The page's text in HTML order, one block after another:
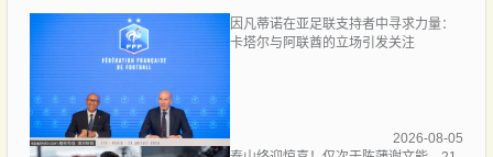
因凡蒂诺在亚足联支持者中寻求力量：
卡塔尔与阿联酋的立场引发关注
2026-08-05